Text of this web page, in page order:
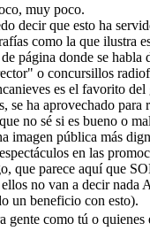
muy poco.
decir que esto ha
como la que ilustra
página donde se habla
o concursillos
es el favorito
se ha aprovechado para
no sé si es bueno o
imagen pública más
en las
que parece aquí que
no van a decir nada
un beneficio con esto).
gente como tú o